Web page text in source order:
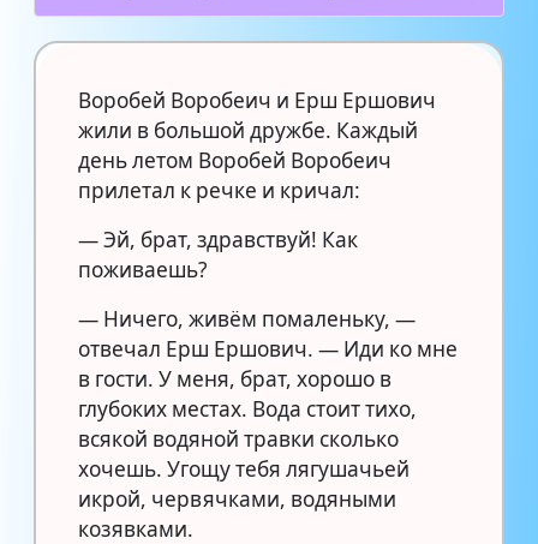
Воробей Воробеич и Ерш Ершович
жили в большой дружбе. Каждый
день летом Воробей Воробеич
прилетал к речке и кричал:
— Эй, брат, здравствуй! Как
поживаешь?
— Ничего, живём помаленьку, —
отвечал Ерш Ершович. — Иди ко мне
в гости. У меня, брат, хорошо в
глубоких местах. Вода стоит тихо,
всякой водяной травки сколько
хочешь. Угощу тебя лягушачьей
икрой, червячками, водяными
козявками.